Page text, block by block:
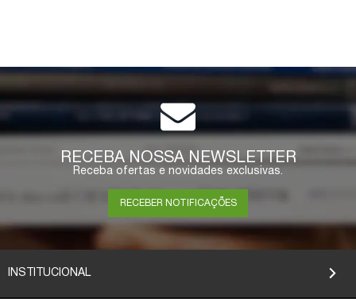
RECEBA NOSSA NEWSLETTER
Receba ofertas e novidades exclusivas.
RECEBER NOTIFICAÇÕES
INSTITUCIONAL